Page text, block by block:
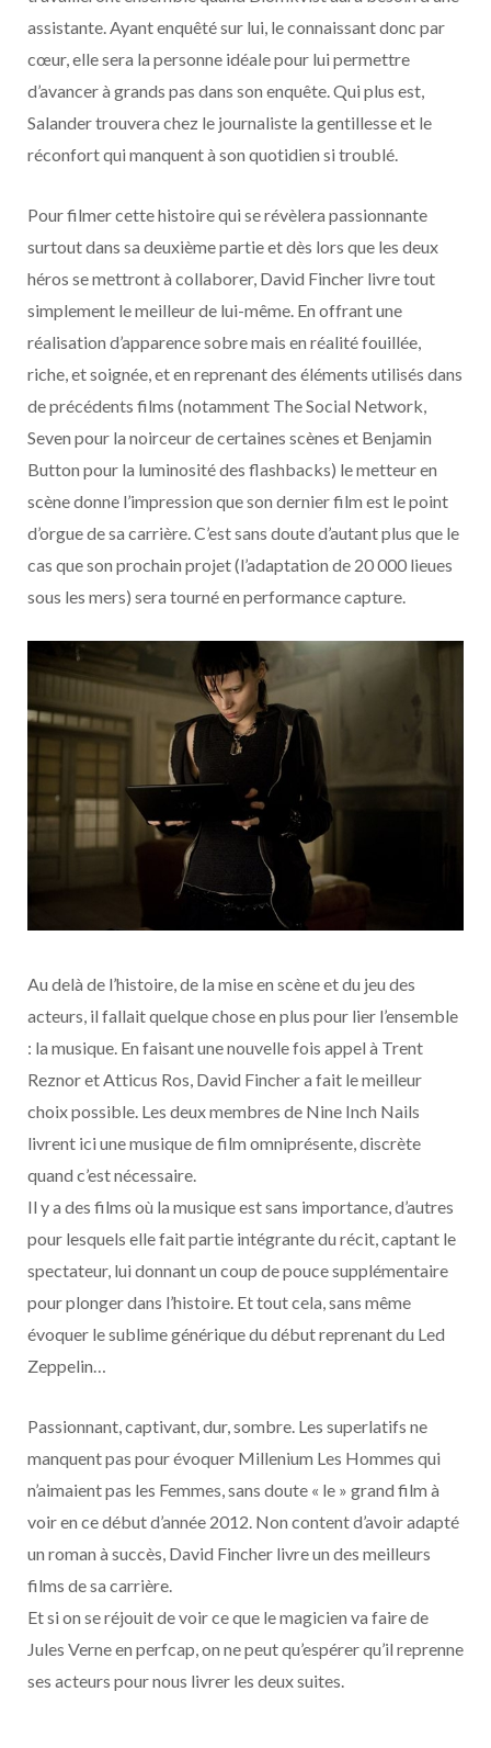
assistante. Ayant enquêté sur lui, le connaissant donc par
cœur, elle sera la personne idéale pour lui permettre
d’avancer à grands pas dans son enquête. Qui plus est,
Salander trouvera chez le journaliste la gentillesse et le
réconfort qui manquent à son quotidien si troublé.
Pour filmer cette histoire qui se révèlera passionnante
surtout dans sa deuxième partie et dès lors que les deux
héros se mettront à collaborer, David Fincher livre tout
simplement le meilleur de lui-même. En offrant une
réalisation d’apparence sobre mais en réalité fouillée,
riche, et soignée, et en reprenant des éléments utilisés dans
de précédents films (notamment The Social Network,
Seven pour la noirceur de certaines scènes et Benjamin
Button pour la luminosité des flashbacks) le metteur en
scène donne l’impression que son dernier film est le point
d’orgue de sa carrière. C’est sans doute d’autant plus que le
cas que son prochain projet (l’adaptation de 20 000 lieues
sous les mers) sera tourné en performance capture.
Au delà de l’histoire, de la mise en scène et du jeu des
acteurs, il fallait quelque chose en plus pour lier l’ensemble
: la musique. En faisant une nouvelle fois appel à Trent
Reznor et Atticus Ros, David Fincher a fait le meilleur
choix possible. Les deux membres de Nine Inch Nails
livrent ici une musique de film omniprésente, discrète
quand c’est nécessaire.
Il y a des films où la musique est sans importance, d’autres
pour lesquels elle fait partie intégrante du récit, captant le
spectateur, lui donnant un coup de pouce supplémentaire
pour plonger dans l’histoire. Et tout cela, sans même
évoquer le sublime générique du début reprenant du Led
Zeppelin…
Passionnant, captivant, dur, sombre. Les superlatifs ne
manquent pas pour évoquer Millenium Les Hommes qui
n’aimaient pas les Femmes, sans doute « le » grand film à
voir en ce début d’année 2012. Non content d’avoir adapté
un roman à succès, David Fincher livre un des meilleurs
films de sa carrière.
Et si on se réjouit de voir ce que le magicien va faire de
Jules Verne en perfcap, on ne peut qu’espérer qu’il reprenne
ses acteurs pour nous livrer les deux suites.